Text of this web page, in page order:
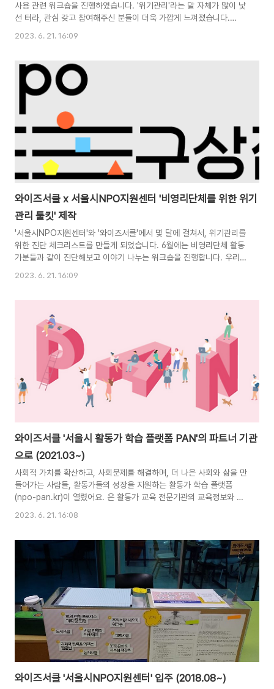
사용 관련 워크숍을 진행하였습니다. '위기관리'라는 말 자체가 많이 낯
선 터라, 관심 갖고 참여해주신 분들이 더욱 가깝게 느껴졌습니다.
2023. 6. 21. 16:09
와이즈서클 x 서울시NPO지원센터 '비영리단체를 위한 위기
관리 툴킷' 제작
'서울시NPO지원센터'와 '와이즈서클'에서 몇 달에 걸쳐서, 위기관리를
위한 진단 체크리스트를 만들게 되었습니다. 6월에는 비영리단체 활동
가분들과 같이 진단해보고 이야기 나누는 워크숍을 진행합니다. 우리
악과 간식 제작 : 서울시NPO지원센터 & 와이즈서클 도구 소개 코로나
19 이후, 해외 비영리 지원기관에서 비영리를 위한 다양한 위기관리 툴
킷들이 제작되었습니다. 센터에서 이를 소개하기 위해 먼저 써봤는데,
국내 비영리 실정..
2023. 6. 21. 16:09
와이즈서클 '서울시 활동가 학습 플랫폼 PAN'의 파트너 기관
으로 (2021.03~)
사회적 가치를 확산하고, 사회문제를 해결하며, 더 나은 사회와 삶을 만
들어가는 사람들, 활동가들의 성장을 지원하는 활동가 학습 플랫폼
(npo-pan.kr)이 열렸어요. 은 활동가 교육 전문기관의 교육정보와 콘
사회에 대한 깊이 있는 이해를 위한 다양한 온라인 강의도 무료로 수강
할 수 있어요. 이번에 서울시NPO지원센터에서 활동가 학습을 위해
'큰 일'을 벌이셨습니다. 이곳에 '와이즈 서클'이 진행하는 교육 정보들
을 공유하고 언젠가는 교육 프로그램을 함께 기획하기도 하겠지요. 많
은 분들의 관심과..
2023. 6. 21. 16:08
와이즈서클 '서울시NPO지원센터' 입주 (2018.08~)